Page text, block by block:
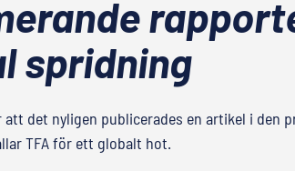
spridning
att det nyligen publicerades en artikel i den
TFA för ett globalt hot.